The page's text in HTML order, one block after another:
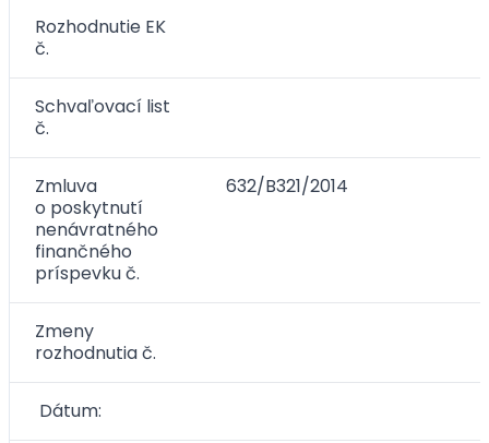
Rozhodnutie EK
č.
Schvaľovací list
č.
Zmluva
o poskytnutí
nenávratného
finančného
príspevku č.
632/B321/2014
Zmeny
rozhodnutia č.
Dátum: